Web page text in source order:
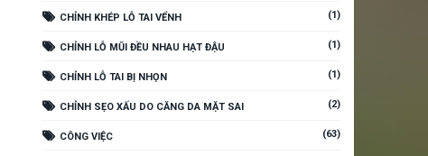
CHỈNH KHÉP LỖ TAI VỂNH (1)
CHỈNH LỖ MŨI ĐỀU NHAU HẠT ĐẬU (1)
CHỈNH LỖ TAI BỊ NHỌN (1)
CHỈNH SẸO XẤU DO CĂNG DA MẶT SAI (2)
CÔNG VIỆC (63)